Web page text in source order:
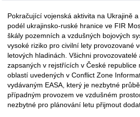
Pokračující vojenská aktivita na Ukrajině
podél ukrajinsko-ruské hranice ve FIR
škály pozemních a vzdušných bojových
vysoké riziko pro civilní lety provozované
letových hladinách. Všichni provozovatelé
zapsaných v rejstřících v České republice
oblastí uvedených v Conflict Zone
vydávaným EASA, který je nezbytné
případným provozem ve vzdušném
nezbytné pro plánování letu přijmout